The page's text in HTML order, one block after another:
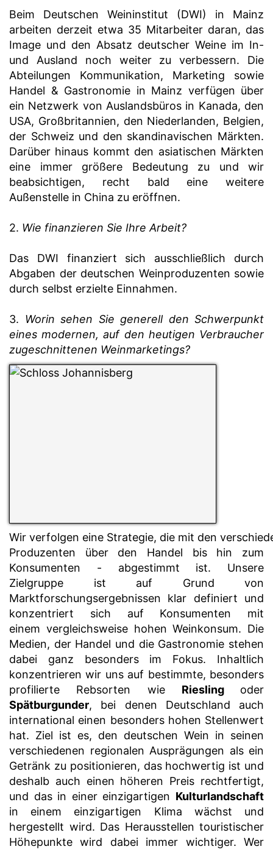
Beim Deutschen Weininstitut (DWI) in Mainz
arbeiten derzeit etwa 35 Mitarbeiter daran, das
Image und den Absatz deutscher Weine im In-
und Ausland noch weiter zu verbessern. Die
Abteilungen Kommunikation, Marketing sowie
Handel & Gastronomie in Mainz verfügen über
ein Netzwerk von Auslandsbüros in Kanada, den
USA, Großbritannien, den Niederlanden, Belgien,
der Schweiz und den skandinavischen Märkten.
Darüber hinaus kommt den asiatischen Märkten
eine immer größere Bedeutung zu und wir
beabsichtigen, recht bald eine weitere
Außenstelle in China zu eröffnen.
2. Wie finanzieren Sie Ihre Arbeit?
Das DWI finanziert sich ausschließlich durch
Abgaben der deutschen Weinproduzenten sowie
durch selbst erzielte Einnahmen.
3. Worin sehen Sie generell den Schwerpunkt
eines modernen, auf den heutigen Verbraucher
zugeschnittenen Weinmarketings?
Wir verfolgen eine Strategie, die mit den
Produzenten über den Handel bis hin zum
Konsumenten - abgestimmt ist. Unsere
Zielgruppe ist auf Grund von
Marktforschungsergebnissen klar definiert und
konzentriert sich auf Konsumenten mit
einem vergleichsweise hohen Weinkonsum. Die
Medien, der Handel und die Gastronomie stehen
dabei ganz besonders im Fokus. Inhaltlich
konzentrieren wir uns auf bestimmte, besonders
profilierte Rebsorten wie Riesling oder
Spätburgunder, bei denen Deutschland auch
international einen besonders hohen Stellenwert
hat. Ziel ist es, den deutschen Wein in seinen
verschiedenen regionalen Ausprägungen als ein
Getränk zu positionieren, das hochwertig ist und
deshalb auch einen höheren Preis rechtfertigt,
und das in einer einzigartigen Kulturlandschaft
in einem einzigartigen Klima wächst und
hergestellt wird. Das Herausstellen touristischer
Höhepunkte wird dabei immer wichtiger. Wer